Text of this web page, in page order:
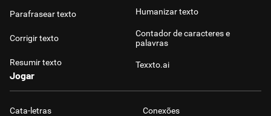
Parafrasear texto
Corrigir texto
Resumir texto
Humanizar texto
Contador de caracteres e
palavras
Texxto.ai
Jogar
Cata-letras Conexões